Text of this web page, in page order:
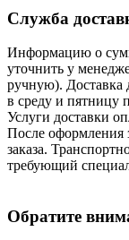
Служба
Информацию о
уточнить у
ручную). Доставка
в среду и пятницу
Услуги доставки
После оформления
заказа.
требующий
Обратите